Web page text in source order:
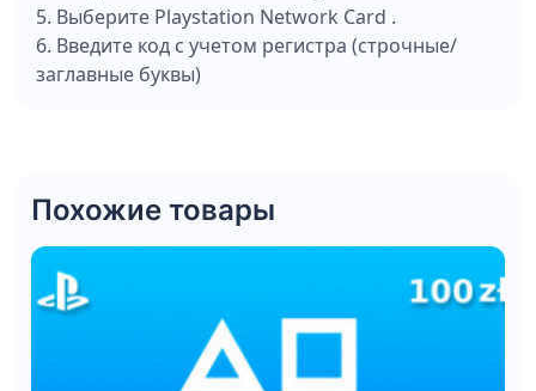
5. Выберите Playstation Network Card .
6. Введите код с учетом регистра (строчные/
заглавные буквы)
Похожие товары